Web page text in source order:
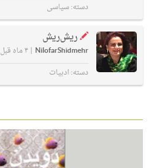
دسته:سیاسی
ریش‌ریش
NilofarShidmehr
| ۴ ماه قبل
دسته:ادبیات